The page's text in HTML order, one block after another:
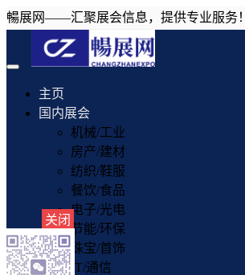
暢展网——汇聚展会信息，提供专业服务！
Toggle
navigation
主页
国内展会
机械/工业
房产/建材
纺织/鞋服
餐饮/食品
电子/光电
节能/环保
珠宝/首饰
IT/通信
关闭